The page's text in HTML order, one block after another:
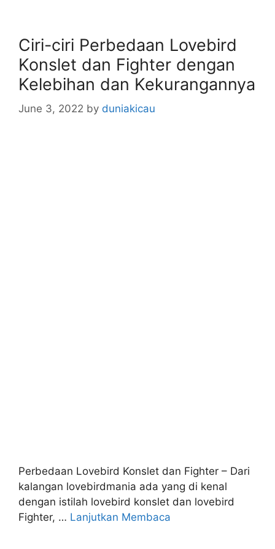
Ciri-ciri Perbedaan Lovebird
Konslet dan Fighter dengan
Kelebihan dan Kekurangannya
June 3, 2022 by duniakicau
Perbedaan Lovebird Konslet dan Fighter – Dari
kalangan lovebirdmania ada yang di kenal
dengan istilah lovebird konslet dan lovebird
Fighter, … Lanjutkan Membaca